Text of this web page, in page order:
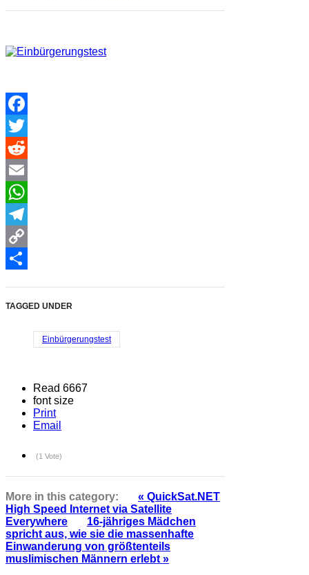
Facebook
Twitter
Reddit
Email
WhatsApp
Telegram
Copy
TAGGED UNDER
Einbürgerungstest
Read 6667
font size
Print
Email
(1 Vote)
More in this category:
« QuickSat.NET
High Speed Internet via Satellite
Everywhere
16-jähriges Mädchen
spricht aus, wie sie die massenhafte
Einwanderung von größtenteils
muslimischen Männern erlebt »